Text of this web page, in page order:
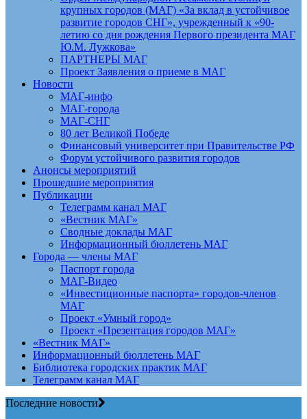
крупных городов (МАГ) «За вклад в устойчивое
развитие городов СНГ», учрежденный к «90-
летию со дня рождения Первого президента МАГ
Ю.М. Лужкова»
ПАРТНЕРЫ МАГ
Проект Заявления о приеме в МАГ
Новости
МАГ-инфо
МАГ-города
МАГ-СНГ
80 лет Великой Победе
Финансовый университет при Правительстве РФ
Форум устойчивого развития городов
Анонсы мероприятий
Прошедшие мероприятия
Публикации
Телеграмм канал МАГ
«Вестник МАГ»
Сводные доклады МАГ
Информационный бюллетень МАГ
Города — члены МАГ
Паспорт города
МАГ-Видео
«Инвестиционные паспорта» городов-членов
МАГ
Проект «Умный город»
Проект «Презентация городов МАГ»
«Вестник МАГ»
Информационный бюллетень МАГ
Библиотека городских практик МАГ
Телеграмм канал МАГ
Последние новости